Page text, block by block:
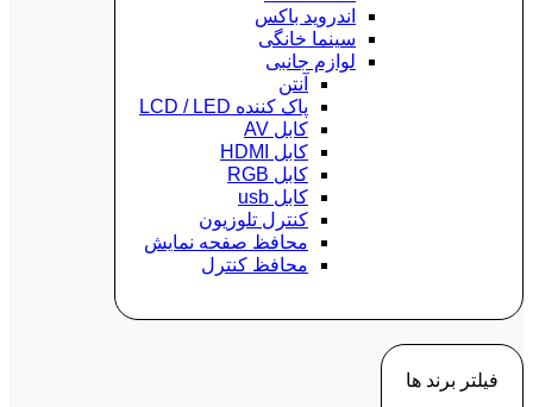
اندروید باکس
سینما خانگی
لوازم جانبی
آنتن
پاک کننده LCD / LED
کابل AV
کابل HDMI
کابل RGB
کابل usb
کنترل تلوزیون
محافظ صفحه نمایش
محافظ کنترل
فیلتر برند ها